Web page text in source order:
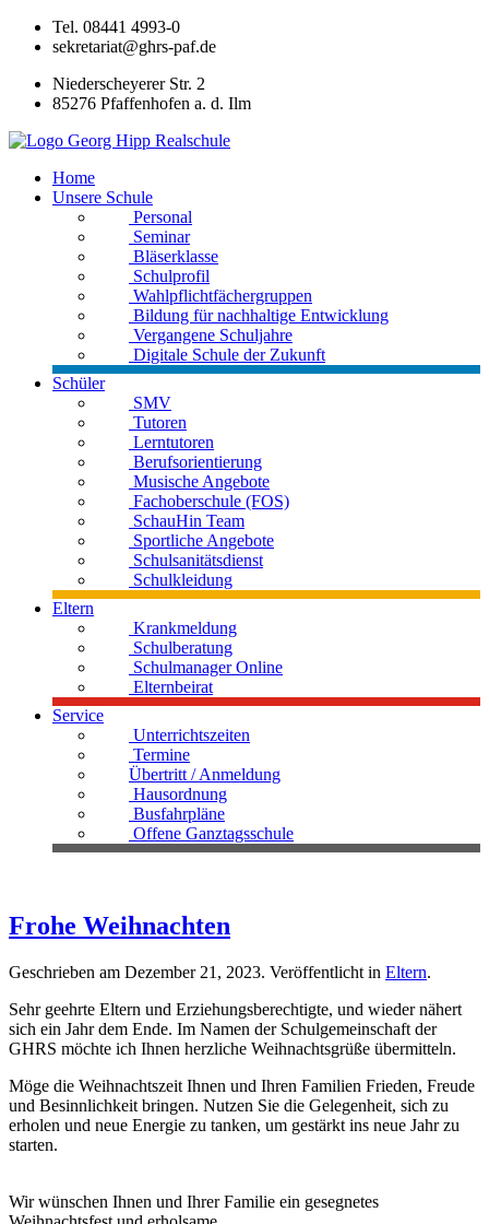
Tel. 08441 4993-0
sekretariat@ghrs-paf.de
Niederscheyerer Str. 2
85276 Pfaffenhofen a. d. Ilm
Home
Unsere Schule
Personal
Seminar
Bläserklasse
Schulprofil
Wahlpflichtfächergruppen
Bildung für nachhaltige Entwicklung
Vergangene Schuljahre
Digitale Schule der Zukunft
Schüler
SMV
Tutoren
Lerntutoren
Berufsorientierung
Musische Angebote
Fachoberschule (FOS)
SchauHin Team
Sportliche Angebote
Schulsanitätsdienst
Schulkleidung
Eltern
Krankmeldung
Schulberatung
Schulmanager Online
Elternbeirat
Service
Unterrichtszeiten
Termine
Übertritt / Anmeldung
Hausordnung
Busfahrpläne
Offene Ganztagsschule
Frohe Weihnachten
Geschrieben am Dezember 21, 2023. Veröffentlicht in Eltern.
Sehr geehrte Eltern und Erziehungsberechtigte, und wieder nähert
sich ein Jahr dem Ende. Im Namen der Schulgemeinschaft der
GHRS möchte ich Ihnen herzliche Weihnachtsgrüße übermitteln.
Möge die Weihnachtszeit Ihnen und Ihren Familien Frieden, Freude
und Besinnlichkeit bringen. Nutzen Sie die Gelegenheit, sich zu
erholen und neue Energie zu tanken, um gestärkt ins neue Jahr zu
starten.
Wir wünschen Ihnen und Ihrer Familie ein gesegnetes